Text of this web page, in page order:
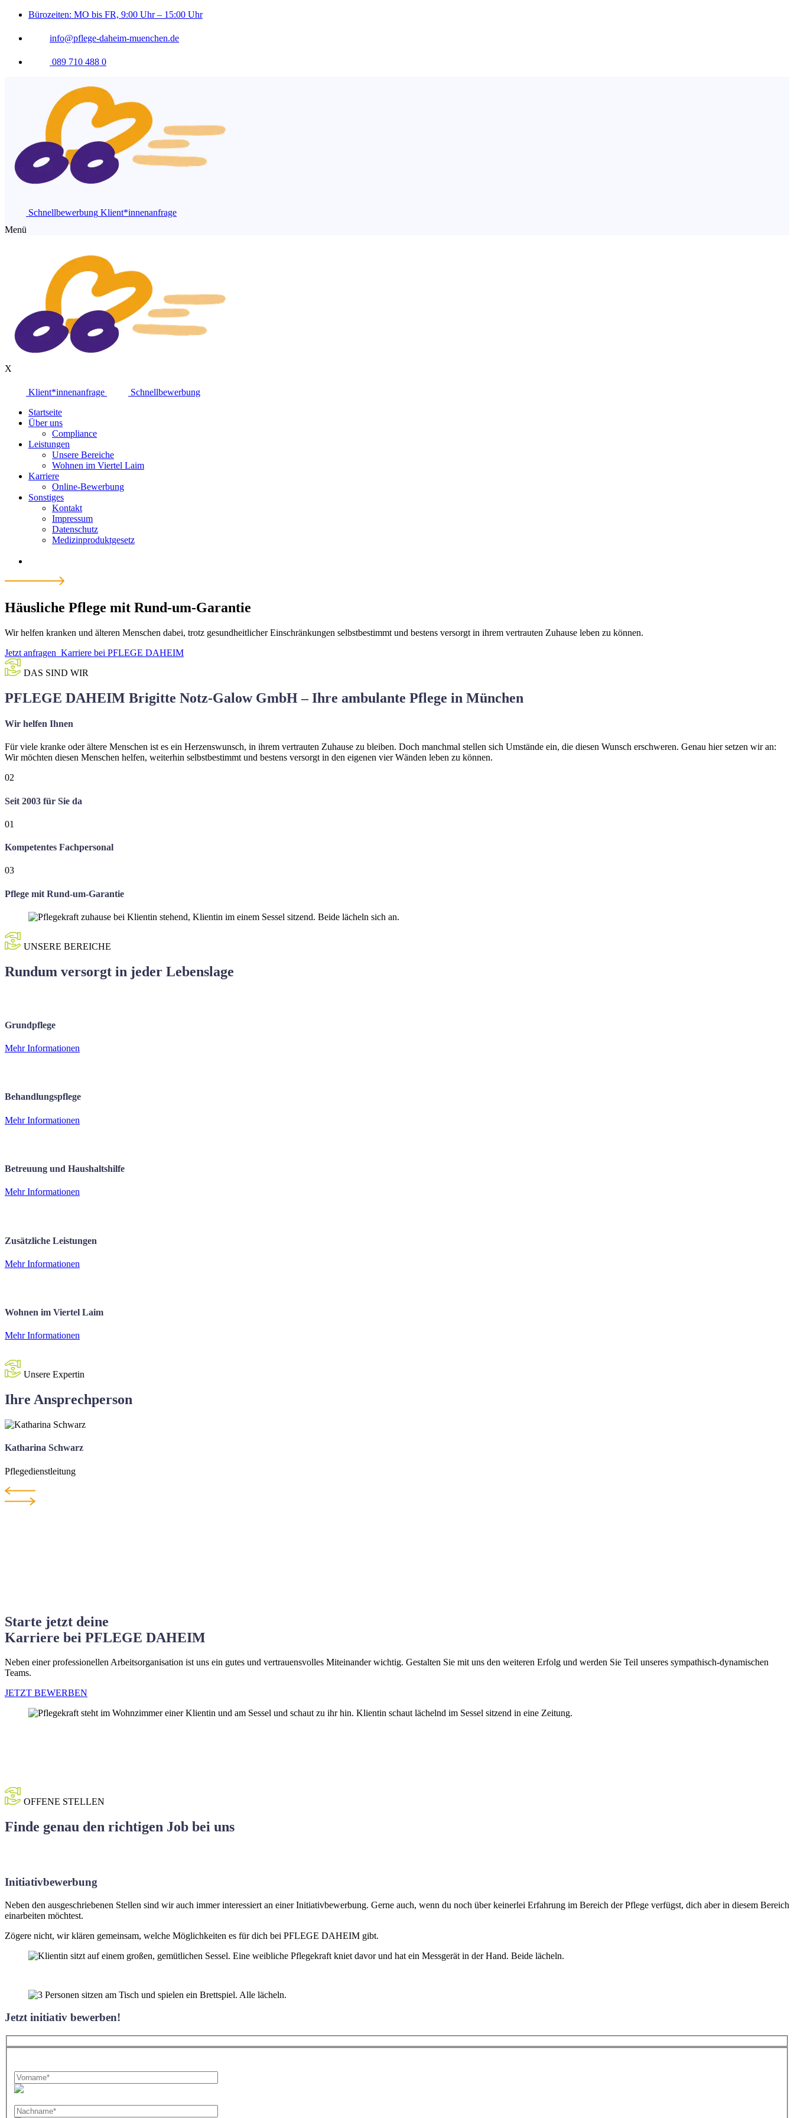
Bürozeiten: MO bis FR, 9:00 Uhr – 15:00 Uhr
info@pflege-daheim-muenchen.de
089 710 488 0
Schnellbewerbung Klient*innenanfrage
Menü
X
Klient*innenanfrage
Schnellbewerbung
Startseite
Über uns
Compliance
Leistungen
Unsere Bereiche
Wohnen im Viertel Laim
Karriere
Online-Bewerbung
Sonstiges
Kontakt
Impressum
Datenschutz
Medizinproduktgesetz
Häusliche Pflege mit Rund-um-Garantie
Wir helfen kranken und älteren Menschen dabei, trotz gesundheitlicher Einschränkungen selbstbestimmt und bestens versorgt in ihrem vertrauten Zuhause leben zu können.
Jetzt anfragen Karriere bei PFLEGE DAHEIM
DAS SIND WIR
PFLEGE DAHEIM Brigitte Notz-Galow GmbH – Ihre ambulante Pflege in München
Wir helfen Ihnen
Für viele kranke oder ältere Menschen ist es ein Herzenswunsch, in ihrem vertrauten Zuhause zu bleiben. Doch manchmal stellen sich Umstände ein, die diesen Wunsch erschweren. Genau hier setzen wir an:
Wir möchten diesen Menschen helfen, weiterhin selbstbestimmt und bestens versorgt in den eigenen vier Wänden leben zu können.
02
Seit 2003 für Sie da
01
Kompetentes Fachpersonal
03
Pflege mit Rund-um-Garantie
UNSERE BEREICHE
Rundum versorgt in jeder Lebenslage
Grundpflege
Mehr Informationen
Behandlungspflege
Mehr Informationen
Betreuung und Haushaltshilfe
Mehr Informationen
Zusätzliche Leistungen
Mehr Informationen
Wohnen im Viertel Laim
Mehr Informationen
Unsere Expertin
Ihre Ansprechperson
Katharina Schwarz
Pflegedienstleitung
Starte jetzt deine
Karriere bei PFLEGE DAHEIM
Neben einer professionellen Arbeitsorganisation ist uns ein gutes und vertrauensvolles Miteinander wichtig. Gestalten Sie mit uns den weiteren Erfolg und werden Sie Teil unseres sympathisch-dynamischen
Teams.
JETZT BEWERBEN
OFFENE STELLEN
Finde genau den richtigen Job bei uns
Initiativbewerbung
Neben den ausgeschriebenen Stellen sind wir auch immer interessiert an einer Initiativbewerbung. Gerne auch, wenn du noch über keinerlei Erfahrung im Bereich der Pflege verfügst, dich aber in diesem Bereich
einarbeiten möchtest.
Zögere nicht, wir klären gemeinsam, welche Möglichkeiten es für dich bei PFLEGE DAHEIM gibt.
Jetzt initiativ bewerben!
lasse
dieses
leer.